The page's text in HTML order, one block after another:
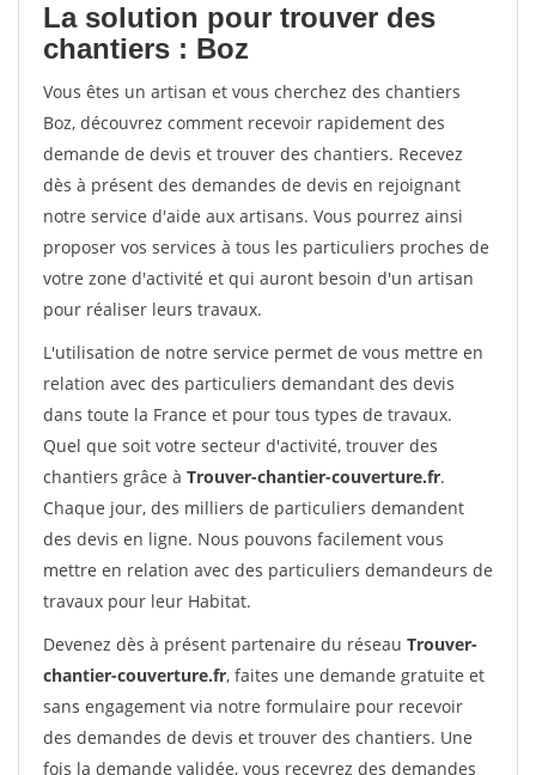
La solution pour trouver des
chantiers : Boz
Vous êtes un artisan et vous cherchez des chantiers
Boz, découvrez comment recevoir rapidement des
demande de devis et trouver des chantiers. Recevez
dès à présent des demandes de devis en rejoignant
notre service d'aide aux artisans. Vous pourrez ainsi
proposer vos services à tous les particuliers proches de
votre zone d'activité et qui auront besoin d'un artisan
pour réaliser leurs travaux.
L'utilisation de notre service permet de vous mettre en
relation avec des particuliers demandant des devis
dans toute la France et pour tous types de travaux.
Quel que soit votre secteur d'activité, trouver des
chantiers grâce à Trouver-chantier-couverture.fr.
Chaque jour, des milliers de particuliers demandent
des devis en ligne. Nous pouvons facilement vous
mettre en relation avec des particuliers demandeurs de
travaux pour leur Habitat.
Devenez dès à présent partenaire du réseau Trouver-
chantier-couverture.fr, faites une demande gratuite et
sans engagement via notre formulaire pour recevoir
des demandes de devis et trouver des chantiers. Une
fois la demande validée, vous recevrez des demandes